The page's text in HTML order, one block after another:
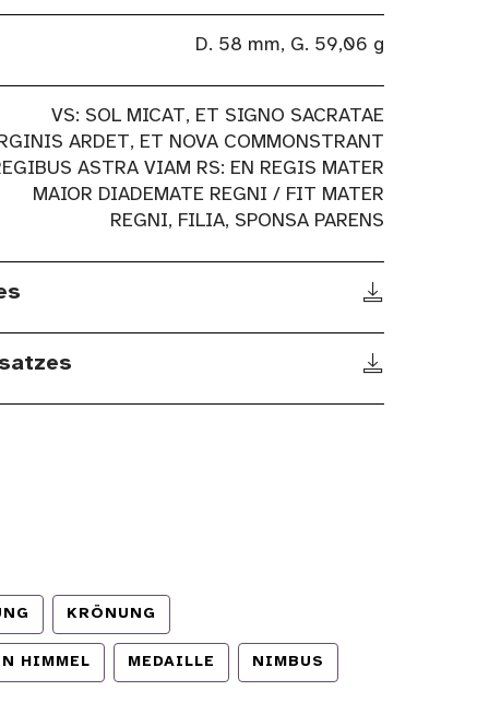
D. 58 mm, G. 59,06 g
VS: SOL MICAT, ET SIGNO SACRATAE
ARDET, ET NOVA COMMONSTRANT
ASTRA VIAM RS: EN REGIS MATER
MAIOR DIADEMATE REGNI / FIT MATER
REGNI, FILIA, SPONSA PARENS
KRÖNUNG
HIMMEL MEDAILLE NIMBUS